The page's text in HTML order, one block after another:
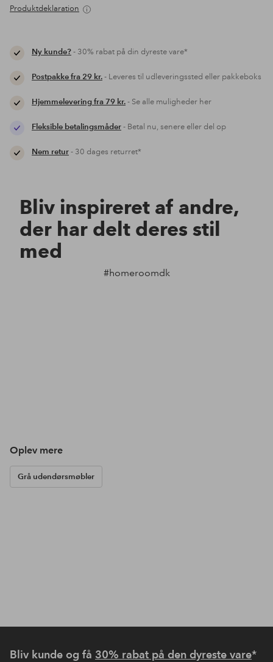
Produktdeklaration
Ny kunde?- 30% rabat på din dyreste vare*
Postpakke fra 29 kr.- Leveres til udleveringssted eller pakkeboks
Hjemmelevering fra 79 kr.- Se alle muligheder her
Fleksible betalingsmåder- Betal nu, senere eller del op
Nem retur- 30 dages returret*
Bliv inspireret af andre,
der har delt deres stil
med
#homeroomdk
Oplev mere
Grå udendørsmøbler
Bliv kunde og få 30% rabat på den dyreste vare*